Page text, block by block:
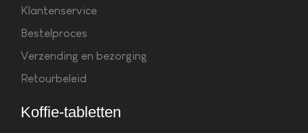
Klantenservice
Bestelproces
Verzending en bezorging
Retourbeleid
Koffie-tabletten